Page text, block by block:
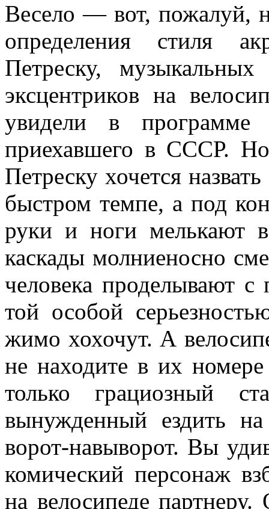
Весело — вот, пожалуй,
определения стиля
Петреску, музыкальных
эксцентриков на
увидели в программе
приехавшего в СССР.
Петре­ску хочется
быстром темпе, а под
руки и ноги мелькают
каскады молниеносно
человека проделывают с
той особой
жимо хохочут. А
не находите в их
только грациозный
вынужденный ездить
ворот-навыворот. Вы
комический персонаж
на вело­сипеде